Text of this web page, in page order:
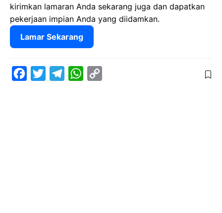
kirimkan lamaran Anda sekarang juga dan dapatkan
pekerjaan impian Anda yang diidamkan.
Lamar Sekarang
W